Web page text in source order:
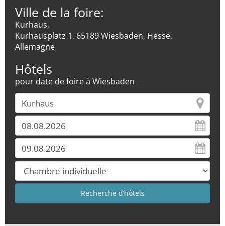
Ville de la foire:
Kurhaus,
Kurhausplatz 1, 65189 Wiesbaden, Hesse,
Allemagne
Hôtels
pour date de foire à Wiesbaden